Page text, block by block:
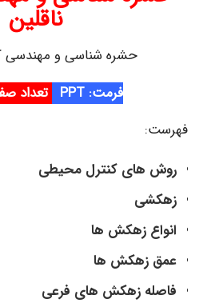
ناقلین
حشره‌ شناسی و مهندسی
فرمت: PPT
تعداد
فهرست:
روش های کنترل محیطی
زهکشی
انواع زهکش ها
عمق زهکش ها
فاصله زهکش های فرعی